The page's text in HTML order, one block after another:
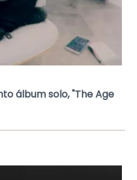
álbum solo, "The Age